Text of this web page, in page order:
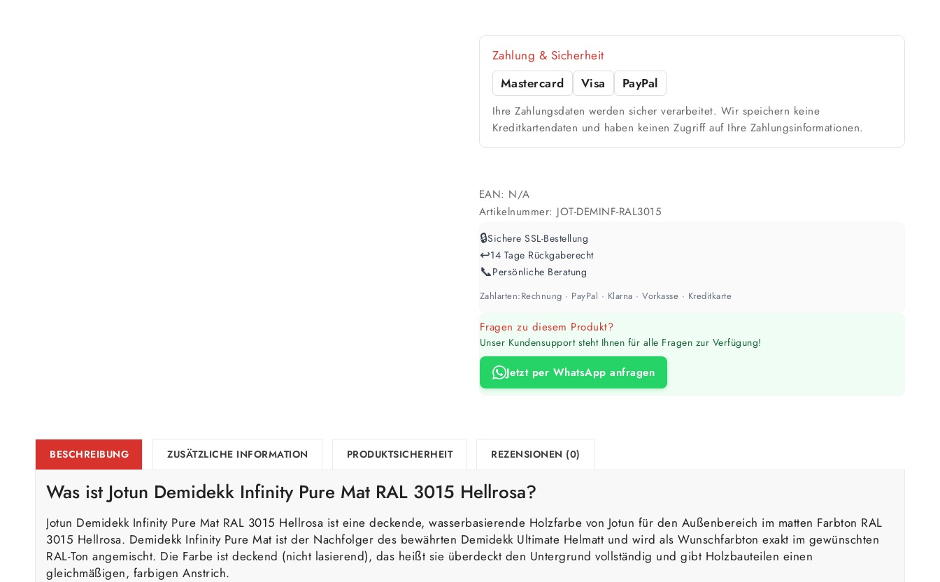
Farbig / dunkel
2 Anstriche empfohlen
Werte sind Richtwerte und können je nach Untergrund und Werkzeug abweichen. Für 10 % Reserve wird automatisch
aufgerundet.
Zahlung & Sicherheit
Mastercard
Visa PayPal
Ihre Zahlungsdaten werden sicher verarbeitet. Wir speichern keine
Kreditkartendaten und haben keinen Zugriff auf Ihre Zahlungsinformationen.
EAN: N/A
Artikelnummer: JOT-DEMINF-RAL3015
🔒Sichere SSL-Bestellung
↩️14 Tage Rückgaberecht
📞Persönliche Beratung
Zahlarten:Rechnung · PayPal · Klarna · Vorkasse · Kreditkarte
Fragen zu diesem Produkt?
Unser Kundensupport steht Ihnen für alle Fragen zur Verfügung!
Jetzt per WhatsApp anfragen
BESCHREIBUNG ZUSÄTZLICHE INFORMATION PRODUKTSICHERHEIT REZENSIONEN (0)
Was ist Jotun Demidekk Infinity Pure Mat RAL 3015 Hellrosa?
Jotun Demidekk Infinity Pure Mat RAL 3015 Hellrosa ist eine deckende, wasserbasierende Holzfarbe von Jotun für den Außenbereich im matten Farbton RAL
3015 Hellrosa. Demidekk Infinity Pure Mat ist der Nachfolger des bewährten Demidekk Ultimate Helmatt und wird als Wunschfarbton exakt im gewünschten
RAL-Ton angemischt. Die Farbe ist deckend (nicht lasierend), das heißt sie überdeckt den Untergrund vollständig und gibt Holzbauteilen einen
gleichmäßigen, farbigen Anstrich.